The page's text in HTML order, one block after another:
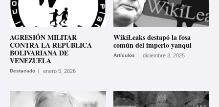
AGRESIÓN MILITAR
CONTRA LA REPÚBLICA
BOLIVARIANA DE
VENEZUELA
Destacado enero 5, 2026
WikiLeaks destapó la fosa
común del imperio yanqui
Artículos diciembre 3, 2025